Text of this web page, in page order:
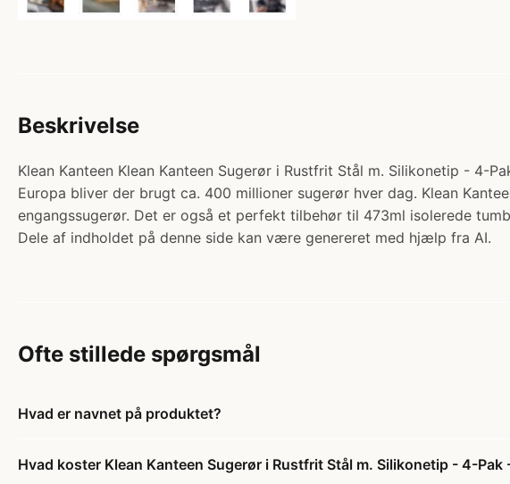
Beskrivelse
Klean Kanteen Klean Kanteen Sugerør i Rustfrit Stål m. Silikonetip - 4-
Europa bliver der brugt ca. 400 millioner sugerør hver dag. Klean
engangssugerør. Det er også et perfekt tilbehør til 473ml isolerede
Dele af indholdet på denne side kan være genereret med hjælp fra AI.
Ofte stillede spørgsmål
Hvad er navnet på produktet?
Hvad koster Klean Kanteen Sugerør i Rustfrit Stål m. Silikonetip - 4-